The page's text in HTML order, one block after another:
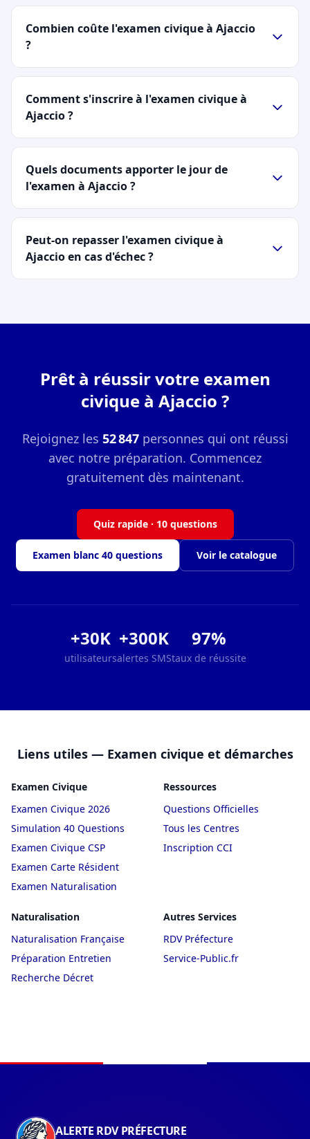
Combien coûte l'examen civique à Ajaccio
?
Comment s'inscrire à l'examen civique à
Ajaccio ?
Quels documents apporter le jour de
l'examen à Ajaccio ?
Peut-on repasser l'examen civique à
Ajaccio en cas d'échec ?
Prêt à réussir votre examen
civique à Ajaccio ?
Rejoignez les 52 847personnes qui ont réussi
avec notre préparation. Commencez
gratuitement dès maintenant.
Quiz rapide · 10 questions
Examen blanc 40 questions Voir le catalogue
+30K
utilisateurs
+300K
alertes SMS
97%
taux de réussite
Liens utiles — Examen civique et démarches
Examen Civique
Examen Civique 2026
Simulation 40 Questions
Examen Civique CSP
Examen Carte Résident
Examen Naturalisation
Ressources
Questions Officielles
Tous les Centres
Inscription CCI
Naturalisation
Naturalisation Française
Préparation Entretien
Recherche Décret
Autres Services
RDV Préfecture
Service-Public.fr
ALERTE RDV PRÉFECTURE